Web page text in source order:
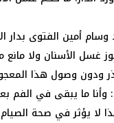
أمين الفتوى بدار
غسل الأسنان ولا مانع
ودون وصول هذا
وأنا ما يبقى في الفم
لا يؤثر في صحة